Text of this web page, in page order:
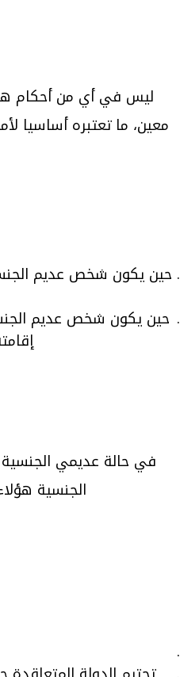
ليس في أي من أحكام
معين، ما تعتبره أساسيا
حين يكون شخص عديم
حين يكون شخص عديم
في حالة عديمي
الجنسية